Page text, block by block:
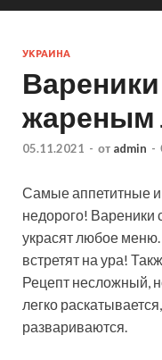
УКРАИНА
жареным
05.11.2021 - от admin -
Самые аппетитные и
недорого! Вареники
украсят любое
встретят на ура!
Рецепт несложный,
легко
развариваются.